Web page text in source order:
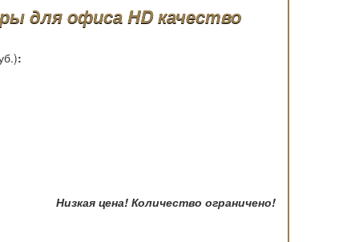
для офиса HD качество
:
Низкая цена! Количество ограничено!